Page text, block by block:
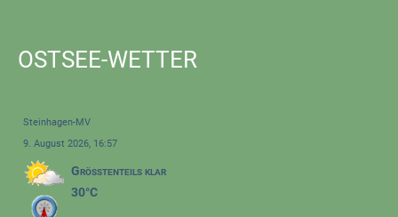
OSTSEE-WETTER
Steinhagen-MV
9. August 2026, 16:57
Größtenteils klar
30°C